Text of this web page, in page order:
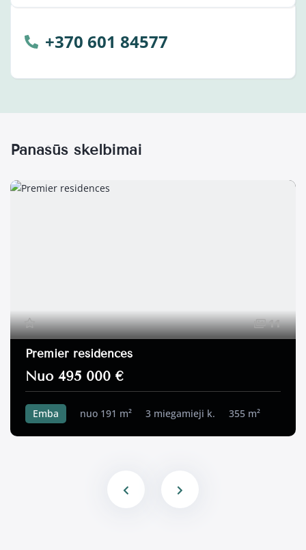
+370 601 84577
Panašūs skelbimai
11
Premier residences
Nuo 495 000 €
Emba nuo 191 m² 3 miegamieji k. 355 m²